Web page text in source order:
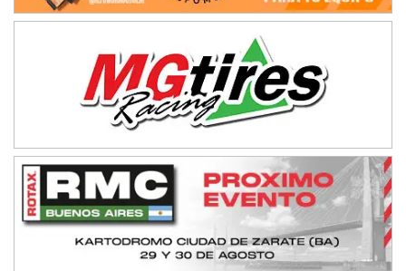
ENTRERRIANO - F6 (POSTERGADA)
Villaguay (Entre Ríos)
VICTORIENSE - F7
El Cerro (Tierra)
Victoria (Entre Ríos)
PATAGONICO - F6
Moto Club Reginense (Tierra)
Gral. E. Godoy (Río Negro)
CSK - F7
Juventud Unida (Tierra)